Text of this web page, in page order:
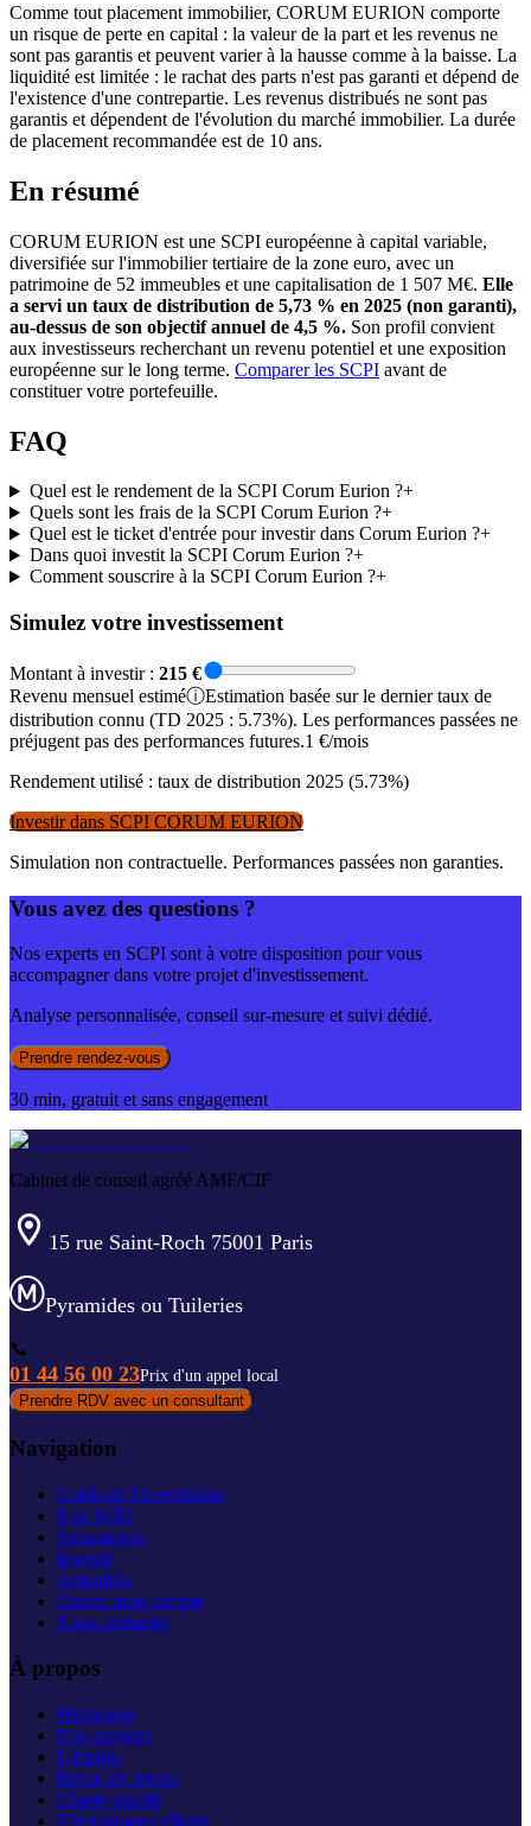
Comme tout placement immobilier, CORUM EURION comporte
un risque de perte en capital : la valeur de la part et les revenus ne
sont pas garantis et peuvent varier à la hausse comme à la baisse. La
liquidité est limitée : le rachat des parts n'est pas garanti et dépend de
l'existence d'une contrepartie. Les revenus distribués ne sont pas
garantis et dépendent de l'évolution du marché immobilier. La durée
de placement recommandée est de 10 ans.
En résumé
CORUM EURION est une SCPI européenne à capital variable,
diversifiée sur l'immobilier tertiaire de la zone euro, avec un
patrimoine de 52 immeubles et une capitalisation de 1 507 M€. Elle
a servi un taux de distribution de 5,73 % en 2025 (non garanti),
au-dessus de son objectif annuel de 4,5 %. Son profil convient
aux investisseurs recherchant un revenu potentiel et une exposition
européenne sur le long terme. Comparer les SCPI avant de
constituer votre portefeuille.
FAQ
Quel est le rendement de la SCPI Corum Eurion ?+
Quels sont les frais de la SCPI Corum Eurion ?+
Quel est le ticket d'entrée pour investir dans Corum Eurion ?+
Dans quoi investit la SCPI Corum Eurion ?+
Comment souscrire à la SCPI Corum Eurion ?+
Simulez votre investissement
Montant à investir : 215 €
Revenu mensuel estiméⓘEstimation basée sur le dernier taux de
distribution connu (TD 2025 : 5.73%). Les performances passées ne
préjugent pas des performances futures.1 €/mois
Rendement utilisé : taux de distribution 2025 (5.73%)
Investir dans SCPI CORUM EURION
Simulation non contractuelle. Performances passées non garanties.
Vous avez des questions ?
Nos experts en SCPI sont à votre disposition pour vous
accompagner dans votre projet d'investissement.
Analyse personnalisée, conseil sur-mesure et suivi dédié.
Prendre rendez-vous
30 min, gratuit et sans engagement
Cabinet de conseil agréé AMF/CIF
15 rue Saint-Roch 75001 Paris
Pyramides ou Tuileries
📞
01 44 56 00 23Prix d'un appel local
Prendre RDV avec un consultant
Navigation
Guide de l'investisseur
Nos SCPI
Simulateurs
Investir
Actualités
Ouvrir mon compte
Nous contacter
À propos
Historique
Nos services
L'équipe
Revue de presse
Charte qualité
Témoignages clients